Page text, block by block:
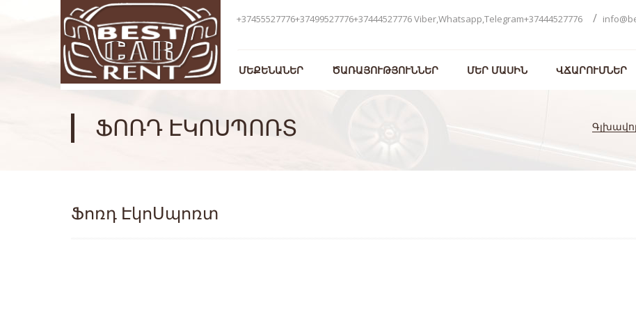
+37455527776+37499527776+37444527776 Viber,Whatsapp,Telegram+37444527776 /
ՄԵՔԵՆԱՆԵՐ ԾԱՌԱՅՈՒԹՅՈՒՆՆԵՐ ՄԵՐ ՄԱՍԻՆ ՎՃԱՐՈՒՄՆԵՐ
ՖՈՌԴ ԷԿՈՍՊՈՌՏ
Ֆոռդ ԷկոՍպոռտ